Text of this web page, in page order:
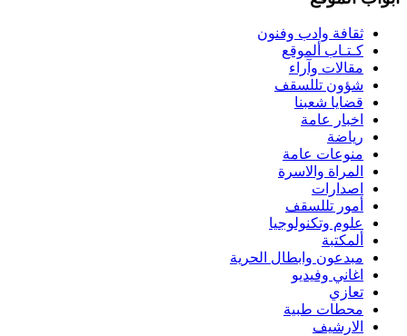
ثقافة وادب وفنون
كـتـاب ألموقع
مقالات وآراء
شؤون تللسقف
قضايا شعبنا
اخبار عامة
رياضة
منوعات عامة
المراة والاسرة
اصدارات
أمور تللسقف
علوم وتكنولوجيا
ألمكتبة
مبدعون وابطال الحرية
اغاني وفيديو
تعازي
محطات طبية
الارشيف